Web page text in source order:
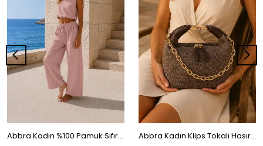
Abbra Kadın %100 Pamuk Sıfır Kol Beli Lastikli İpli Astarlı Takım Abbra Kadın Klips Tokalı Hasır Çanta